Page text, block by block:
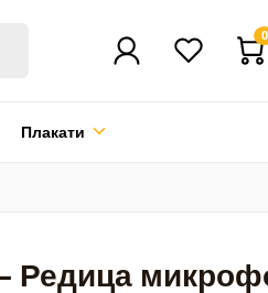
0
Плакати
Редица